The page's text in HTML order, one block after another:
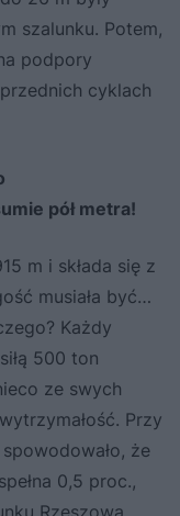
szalunku. Potem,
podpory
cyklach
pół metra!
m i składa się z
musiała być…
Każdy
500 ton
ze swych
Przy
że
0,5 proc.,
Rzeszowa